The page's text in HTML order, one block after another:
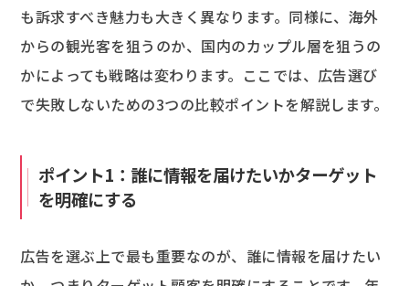
も訴求すべき魅力も大きく異なります。同様に、海外
からの観光客を狙うのか、国内のカップル層を狙うの
かによっても戦略は変わります。ここでは、広告選び
で失敗しないための3つの比較ポイントを解説します。
ポイント1：誰に情報を届けたいかターゲット
を明確にする
広告を選ぶ上で最も重要なのが、誰に情報を届けたい